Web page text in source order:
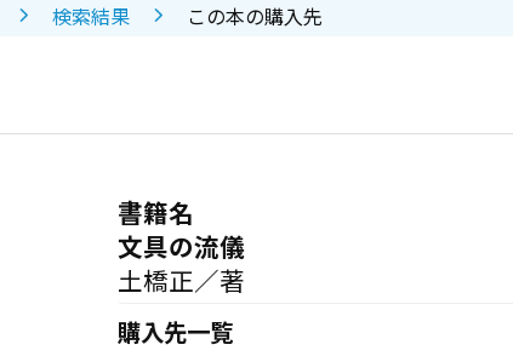
検索結果 この本の購入先
書籍名
文具の流儀
土橋正／著
購入先一覧